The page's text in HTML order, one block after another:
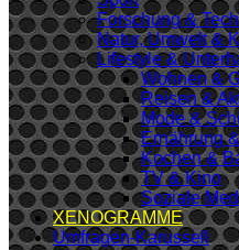
Forschung &
Natur, Umwelt &
Lifestyle &
Wohnen &
Reisen &
Mode &
Ernährung
Kochen &
TV & Kino
Soziale
XENOGRAMME
Umfragen-Karussell